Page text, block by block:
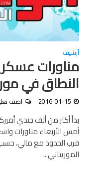
أرشيف
مناورات
النطاق في
2016-01-15 اضف
بدأ أكثر من ألف جندي
أمس الأربعاء مناورات
قرب الحدود مع مالي،
الموريتاني...